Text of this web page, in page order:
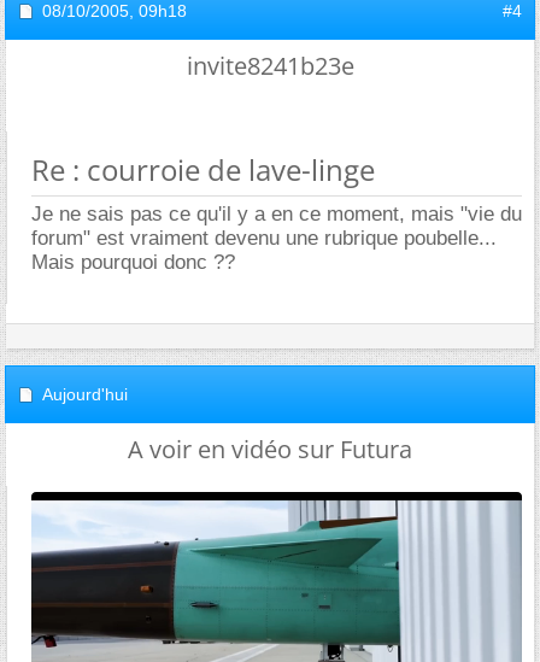
08/10/2005, 09h18 #4
invite8241b23e
Re : courroie de lave-linge
Je ne sais pas ce qu'il y a en ce moment, mais "vie du
forum" est vraiment devenu une rubrique poubelle...
Mais pourquoi donc ??
Aujourd'hui
A voir en vidéo sur Futura